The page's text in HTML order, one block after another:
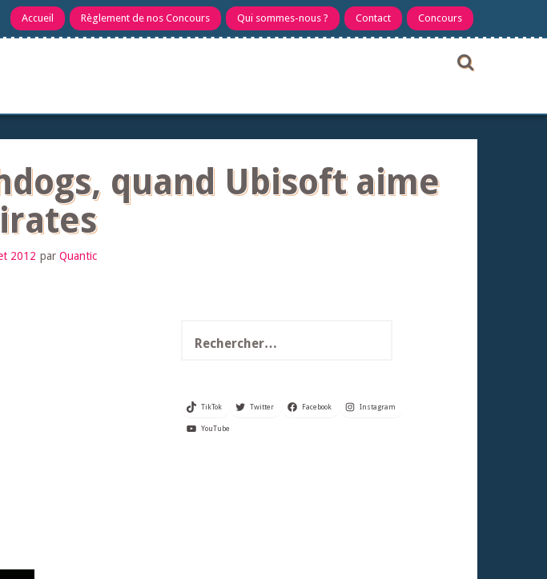
Accueil Règlement de nos Concours Qui sommes-nous ? Contact Concours
quand Ubisoft aime
2012 par Quantic
TikTok Twitter Facebook Instagram
YouTube